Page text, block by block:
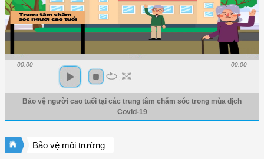
00:00 00:00
Bảo vệ người cao tuổi tại các trung tâm chăm sóc trong mùa dịch
Covid-19
Bảo vệ môi trường